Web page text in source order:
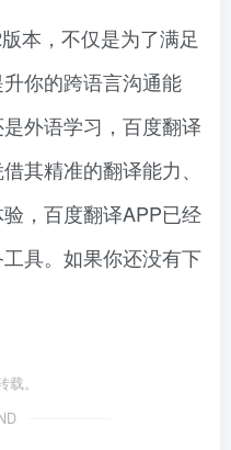
本，不仅是为了满足
你的跨语言沟通能
外语学习，百度翻译
其精准的翻译能力、
，百度翻译APP已经
具。如果你还没有下
。